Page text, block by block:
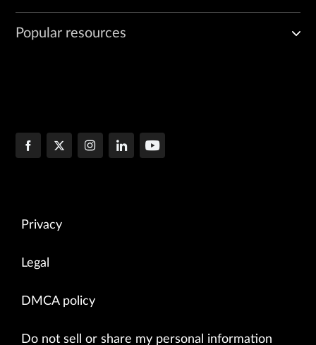
Popular resources
Privacy
Legal
DMCA policy
Do not sell or share my personal information